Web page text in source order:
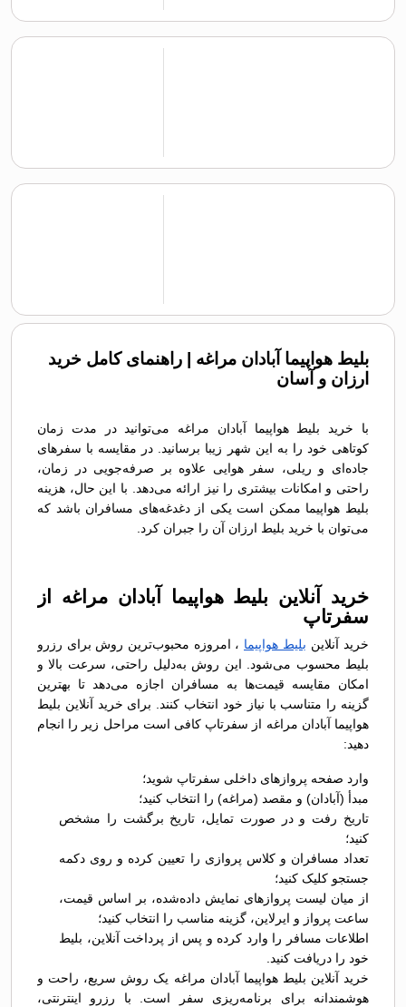
بلیط هواپیما آبادان مراغه | راهنمای کامل خرید
ارزان و آسان
با خرید بلیط هواپیما آبادان مراغه می‌توانید در مدت زمان
کوتاهی خود را به این شهر زیبا برسانید. در مقایسه با سفرهای
جاده‌ای و ریلی، سفر هوایی علاوه بر صرفه‌جویی در زمان،
راحتی و امکانات بیشتری را نیز ارائه می‌دهد. با این حال، هزینه
بلیط هواپیما ممکن است یکی از دغدغه‌های مسافران باشد که
می‌توان با خرید بلیط ارزان آن را جبران کرد.
خرید آنلاین بلیط هواپیما آبادان مراغه از
سفرتاپ
خرید آنلاین بلیط هواپیما ، امروزه محبوب‌ترین روش برای رزرو
بلیط محسوب می‌شود. این روش به‌دلیل راحتی، سرعت بالا و
امکان مقایسه قیمت‌ها به مسافران اجازه می‌دهد تا بهترین
گزینه را متناسب با نیاز خود انتخاب کنند. برای خرید آنلاین بلیط
هواپیما آبادان مراغه از سفرتاپ کافی است مراحل زیر را انجام
دهید:
وارد صفحه پروازهای داخلی سفرتاپ شوید؛
مبدأ (آبادان) و مقصد (مراغه) را انتخاب کنید؛
تاریخ رفت و در صورت تمایل، تاریخ برگشت را مشخص
کنید؛
تعداد مسافران و کلاس پروازی را تعیین کرده و روی دکمه
جستجو کلیک کنید؛
از میان لیست پروازهای نمایش داده‌شده، بر اساس قیمت،
ساعت پرواز و ایرلاین، گزینه مناسب را انتخاب کنید؛
اطلاعات مسافر را وارد کرده و پس از پرداخت آنلاین، بلیط
خود را دریافت کنید.
خرید آنلاین بلیط هواپیما آبادان مراغه یک روش سریع، راحت و
هوشمندانه برای برنامه‌ریزی سفر است. با رزرو اینترنتی،